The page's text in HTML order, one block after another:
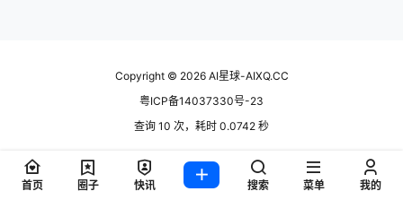
Copyright © 2026AI星球-AIXQ.CC
粤ICP备14037330号-23
查询 10 次，耗时 0.0742 秒
首页 圈子 快讯 搜索 菜单 我的